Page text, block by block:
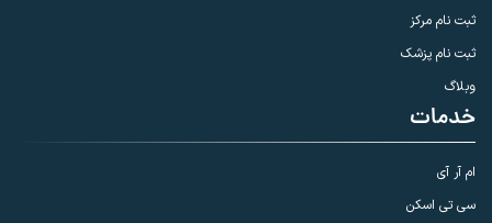
ثبت نام مرکز
ثبت نام پزشک
وبلاگ
خدمات
ام آر آی
سی تی اسکن